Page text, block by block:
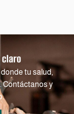
claro
tu salud,
Contáctanos y